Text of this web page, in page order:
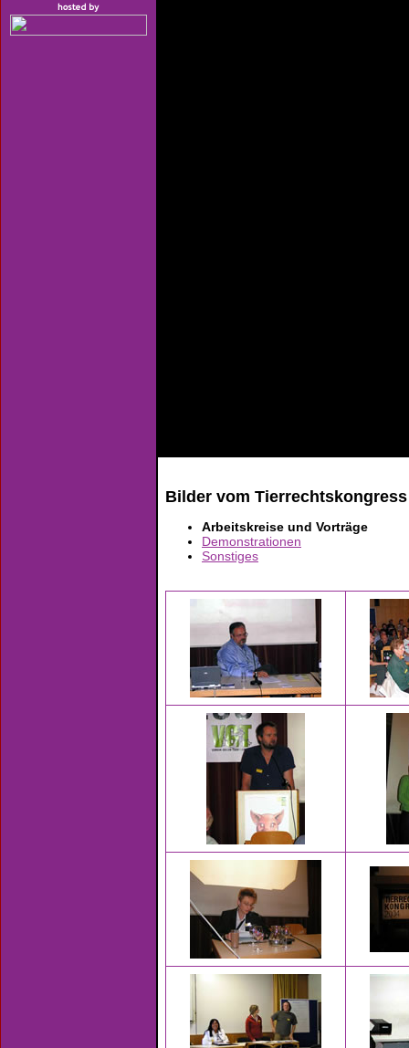
Bilder vom Tierrechtskongress
Arbeitskreise und Vorträge
Demonstrationen
Sonstiges